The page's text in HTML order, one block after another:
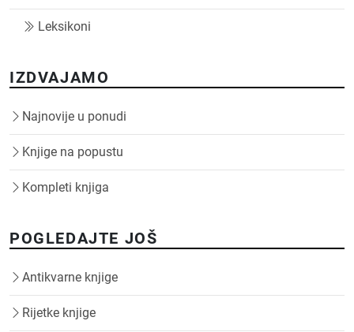
Leksikoni
IZDVAJAMO
Najnovije u ponudi
Knjige na popustu
Kompleti knjiga
POGLEDAJTE JOŠ
Antikvarne knjige
Rijetke knjige